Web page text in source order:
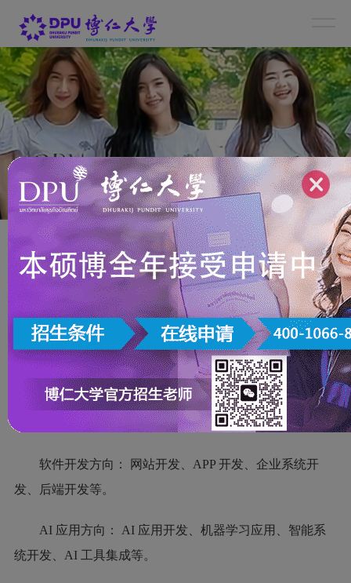
新闻详情
NEWS CENTER
泰国博仁大学的信息技术与人工智能专
业毕业后可以做什么？
发布时间：2026年5月9日 作者：泰国博仁大学
毕业后主要可以从事以下方向：
软件开发方向： 网站开发、APP 开发、企业系统开
发、后端开发等。
AI 应用方向： AI 应用开发、机器学习应用、智能系
统开发、AI 工具集成等。